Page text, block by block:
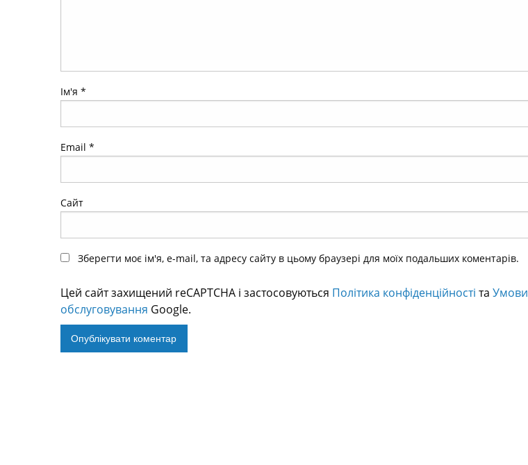
Ім'я *
Email *
Сайт
Зберегти моє ім'я, e-mail, та адресу сайту в цьому браузері для моїх подальших коментарів.
Цей сайт захищений reCAPTCHA і застосовуються Політика конфіденційності та Умови
обслуговування Google.